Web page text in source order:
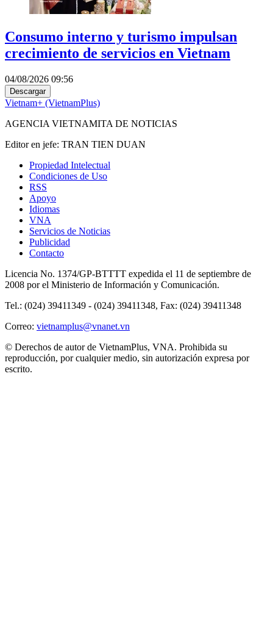
Consumo interno y turismo impulsan
crecimiento de servicios en Vietnam
04/08/2026 09:56
Descargar
Vietnam+ (VietnamPlus)
AGENCIA VIETNAMITA DE NOTICIAS
Editor en jefe: TRAN TIEN DUAN
Propiedad Intelectual
Condiciones de Uso
RSS
Apoyo
Idiomas
VNA
Servicios de Noticias
Publicidad
Contacto
Licencia No. 1374/GP-BTTTT expedida el 11 de septiembre de
2008 por el Ministerio de Información y Comunicación.
Tel.: (024) 39411349 - (024) 39411348, Fax: (024) 39411348
Correo: vietnamplus@vnanet.vn
© Derechos de autor de VietnamPlus, VNA. Prohibida su
reproducción, por cualquier medio, sin autorización expresa por
escrito.